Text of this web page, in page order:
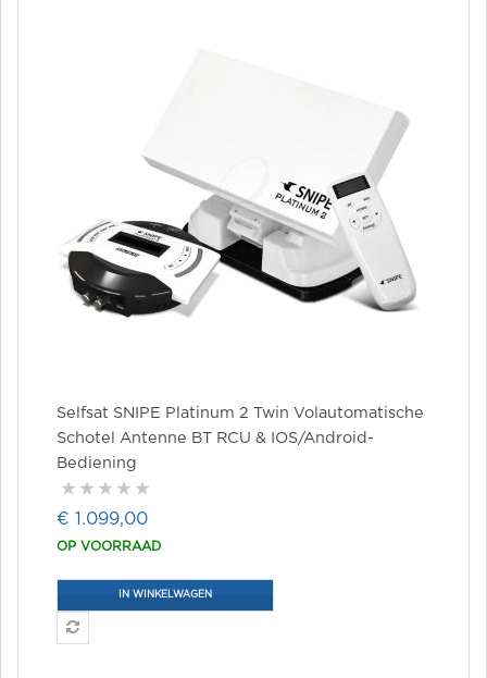
Selfsat SNIPE Platinum 2 Twin Volautomatische
Schotel Antenne BT RCU & IOS/Android-
Bediening
€ 1.099,00
OP VOORRAAD
IN WINKELWAGEN